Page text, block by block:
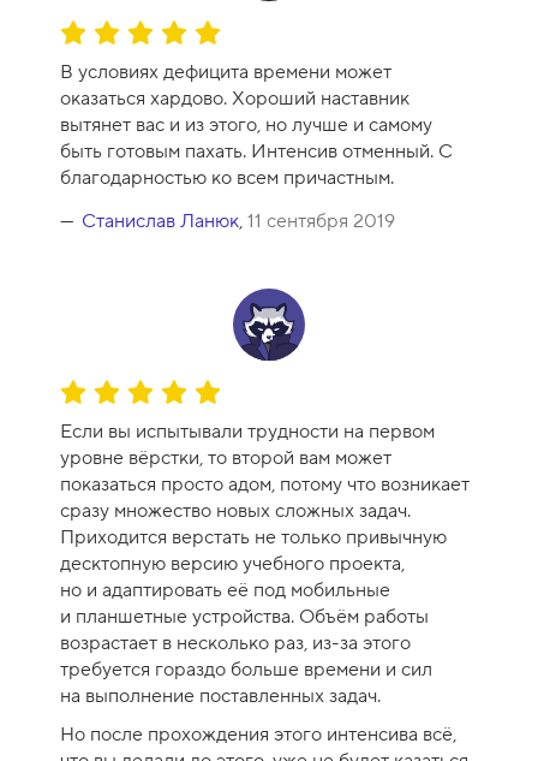
О
е
н
к
а
к
у
0
В условиях дефицита времени может
оказаться хардово. Хороший наставник
вытянет вас и из этого, но лучше и самому
быть готовым пахать. Интенсив отменный. С
благодарностью ко всем причастным.
Станислав Ланюк, 11 сентября 2019
О
ц
е
н
к
а
к
у
р
с
а
-
1
0
Если вы испытывали трудности на первом
уровне вёрстки, то второй вам может
показаться просто адом, потому что возникает
сразу множество новых сложных задач.
Приходится верстать не только привычную
десктопную версию учебного проекта,
но и адаптировать её под мобильные
и планшетные устройства. Объём работы
возрастает в несколько раз, из-за этого
требуется гораздо больше времени и сил
на выполнение поставленных задач.
Но после прохождения этого интенсива всё,